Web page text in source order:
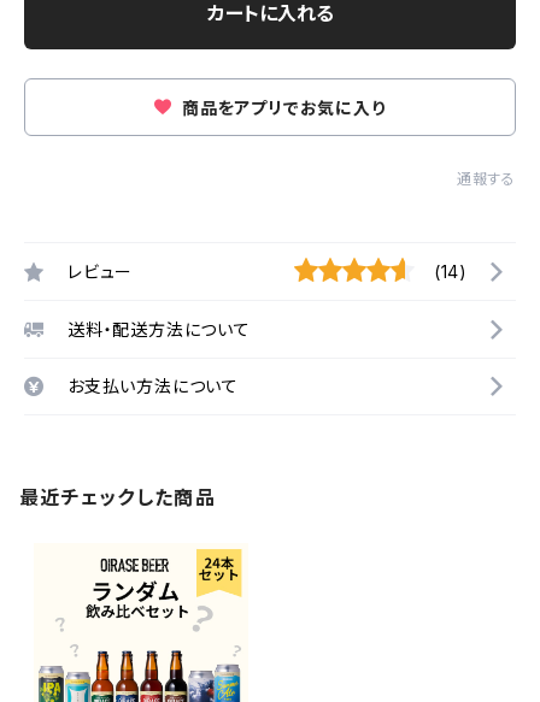
カートに入れる
商品をアプリでお気に入り
通報する
レビュー (14)
送料・配送方法について
お支払い方法について
最近チェックした商品